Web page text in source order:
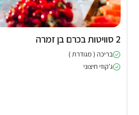
2 סוויטות בכרם בן זמרה
בריכה ( מגודרת )
ג'קוזי חיצוני